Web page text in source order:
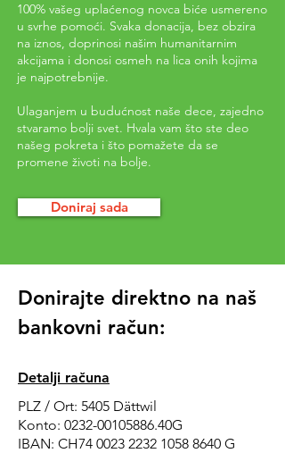
100% vašeg uplaćenog novca biće usmereno
u svrhe pomoći. Svaka donacija, bez obzira
na iznos, doprinosi našim humanitarnim
akcijama i donosi osmeh na lica onih kojima
je najpotrebnije.
Ulaganjem u budućnost naše dece, zajedno
stvaramo bolji svet. Hvala vam što ste deo
našeg pokreta i što pomažete da se
promene životi na bolje.
Doniraj sada
Donirajte direktno na naš
bankovni račun:
Detalji računa
PLZ / Ort: 5405 Dättwil
Konto: 0232-00105886.40G
IBAN: CH74 0023 2232 1058 8640 G